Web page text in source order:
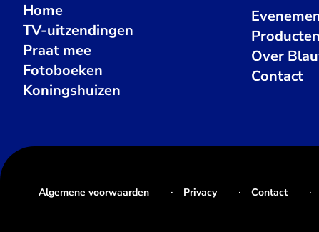
Home
TV-uitzendingen
Praat mee
Fotoboeken
Koningshuizen
Producten
Over
Contact
Algemene voorwaarden Privacy Contact